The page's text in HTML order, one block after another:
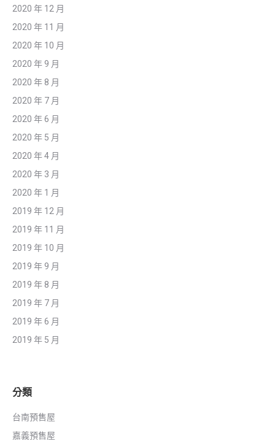
2020 年 12 月
2020 年 11 月
2020 年 10 月
2020 年 9 月
2020 年 8 月
2020 年 7 月
2020 年 6 月
2020 年 5 月
2020 年 4 月
2020 年 3 月
2020 年 1 月
2019 年 12 月
2019 年 11 月
2019 年 10 月
2019 年 9 月
2019 年 8 月
2019 年 7 月
2019 年 6 月
2019 年 5 月
分類
台南預售屋
嘉義預售屋